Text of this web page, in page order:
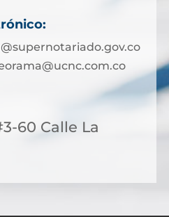
60 Calle La